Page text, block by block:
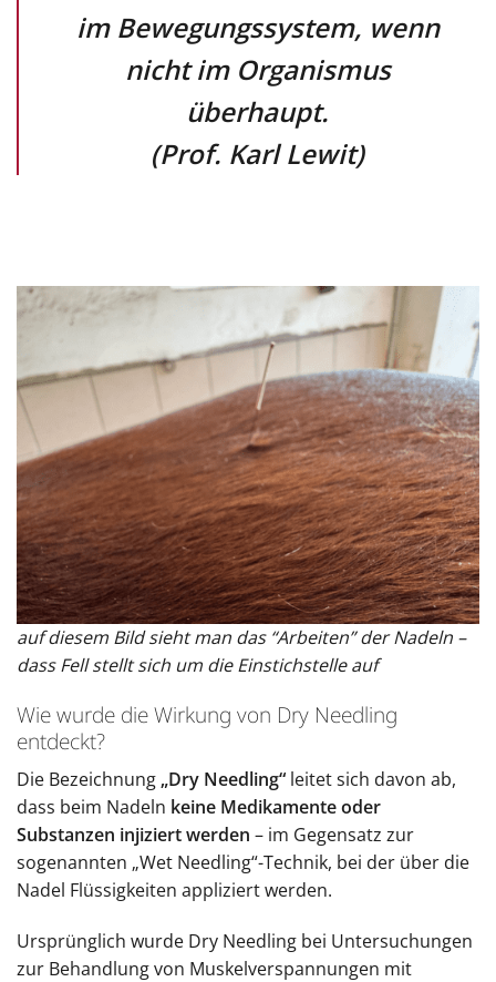
im Bewegungssystem, wenn
nicht im Organismus
überhaupt.
(Prof. Karl Lewit)
auf diesem Bild sieht man das “Arbeiten” der Nadeln –
dass Fell stellt sich um die Einstichstelle auf
Wie wurde die Wirkung von Dry Needling
entdeckt?
Die Bezeichnung „Dry Needling“ leitet sich davon ab,
dass beim Nadeln keine Medikamente oder
Substanzen injiziert werden – im Gegensatz zur
sogenannten „Wet Needling“-Technik, bei der über die
Nadel Flüssigkeiten appliziert werden.
Ursprünglich wurde Dry Needling bei Untersuchungen
zur Behandlung von Muskelverspannungen mit